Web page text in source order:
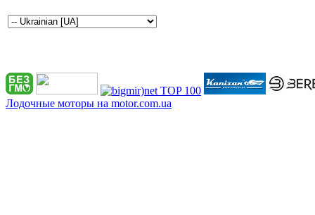
Лодочные моторы на motor.com.ua